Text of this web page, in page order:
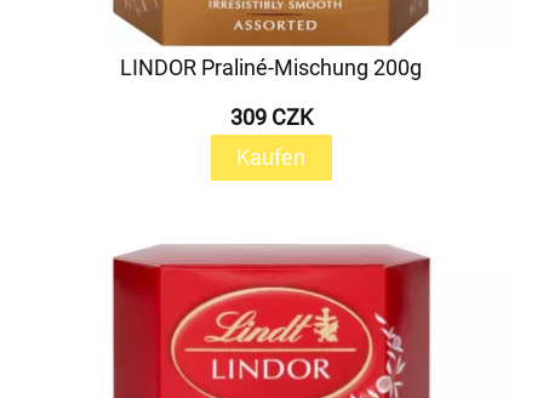
LINDOR Praliné-Mischung 200g
309 CZK
Kaufen